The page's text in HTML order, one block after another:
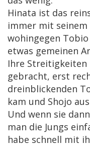
Hinata ist das
immer mit
wohingegen
etwas gemeinen
Ihre Streitigkeiten
gebracht, erst
dreinblickenden
kam und Shojo
Und wenn sie
man die Jungs
habe schnell mit